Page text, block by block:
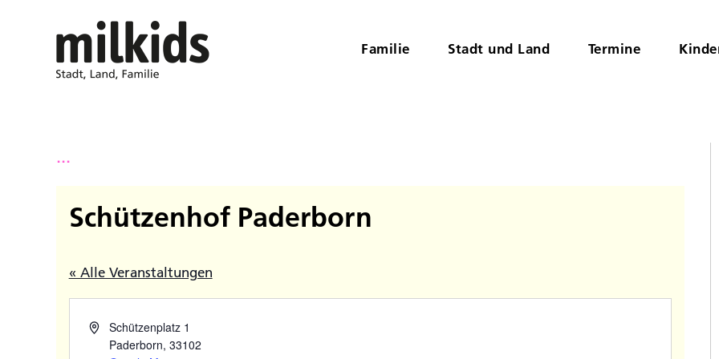
Familie Stadt und Land Termine
...
Schützenhof Paderborn
« Alle Veranstaltungen
Schützenplatz 1
Paderborn, 33102